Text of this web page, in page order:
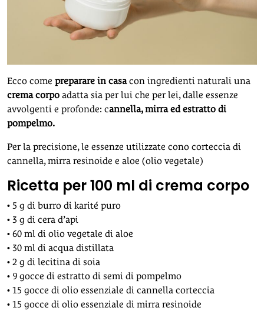
Ecco come preparare in casacon ingredienti naturali una
crema corpo adatta sia per lui che per lei, dalle essenze
avvolgenti e profonde: cannella, mirra ed estratto di
pompelmo.
Per la precisione, le essenze utilizzate cono corteccia di
cannella, mirra resinoide e aloe (olio vegetale)
Ricetta per 100 ml di crema corpo
• 5 g di burro di karité puro
• 3 g di cera d’api
• 60 ml di olio vegetale di aloe
• 30 ml di acqua distillata
• 2 g di lecitina di soia
• 9 gocce di estratto di semi di pompelmo
• 15 gocce di olio essenziale di cannella corteccia
• 15 gocce di olio essenziale di mirra resinoide